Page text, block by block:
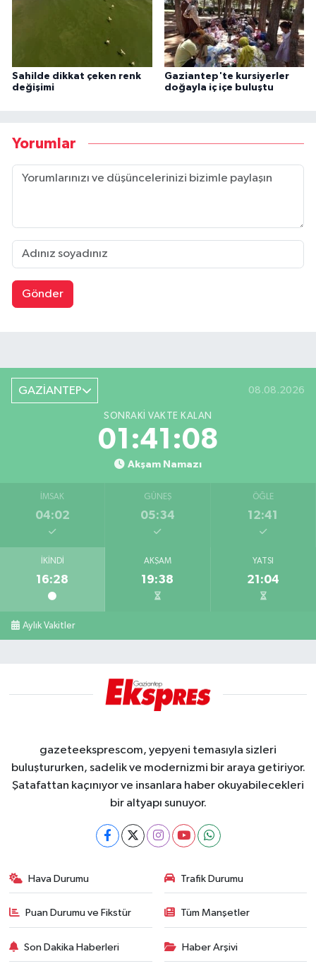
Sahilde dikkat çeken renk
değişimi
Gaziantep'te kursiyerler
doğayla iç içe buluştu
Yorumlar
Gönder
GAZİANTEP 08.08.2026
SONRAKI VAKTE KALAN
01:41:07
Akşam Namazı
İMSAK
04:02
GÜNEŞ
05:34
ÖĞLE
12:41
İKINDI
16:28
AKŞAM
19:38
YATSI
21:04
Aylık Vakitler
gazeteeksprescom, yepyeni temasıyla sizleri
buluştururken, sadelik ve modernizmi bir araya getiriyor.
Şatafattan kaçınıyor ve insanlara haber okuyabilecekleri
bir altyapı sunuyor.
Hava Durumu Trafik Durumu
Puan Durumu ve Fikstür Tüm Manşetler
Son Dakika Haberleri Haber Arşivi